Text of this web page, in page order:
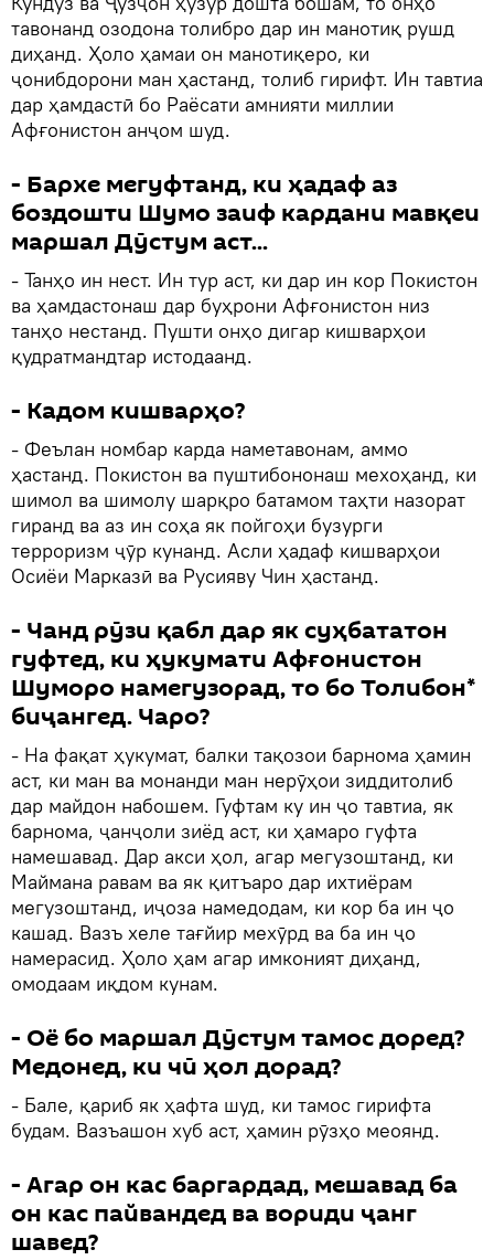
тавонанд озодона толибро дар ин манотиқ рушд
диҳанд. Ҳоло ҳамаи он манотиқеро, ки
ҷонибдорони ман ҳастанд, толиб гирифт. Ин тавтиа
дар ҳамдастӣ бо Раёсати амнияти миллии
Афғонистон анҷом шуд.
- Бархе мегуфтанд, ки ҳадаф аз
боздошти Шумо заиф кардани мавқеи
маршал Дӯстум аст...
- Танҳо ин нест. Ин тур аст, ки дар ин кор Покистон
ва ҳамдастонаш дар буҳрони Афғонистон низ
танҳо нестанд. Пушти онҳо дигар кишварҳои
қудратмандтар истодаанд.
- Кадом кишварҳо?
- Феълан номбар карда наметавонам, аммо
ҳастанд. Покистон ва пуштибононаш мехоҳанд, ки
шимол ва шимолу шарқро батамом таҳти назорат
гиранд ва аз ин соҳа як пойгоҳи бузурги
терроризм ҷӯр кунанд. Асли ҳадаф кишварҳои
Осиёи Марказӣ ва Русияву Чин ҳастанд.
- Чанд рӯзи қабл дар як суҳбататон
гуфтед, ки ҳукумати Афғонистон
Шуморо намегузорад, то бо Толибон*
биҷангед. Чаро?
- На фақат ҳукумат, балки тақозои барнома ҳамин
аст, ки ман ва монанди ман нерӯҳои зиддитолиб
дар майдон набошем. Гуфтам ку ин ҷо тавтиа, як
барнома, ҷанҷоли зиёд аст, ки ҳамаро гуфта
намешавад. Дар акси ҳол, агар мегузоштанд, ки
Маймана равам ва як қитъаро дар ихтиёрам
мегузоштанд, иҷоза намедодам, ки кор ба ин ҷо
кашад. Вазъ хеле тағйир мехӯрд ва ба ин ҷо
намерасид. Ҳоло ҳам агар имконият диҳанд,
омодаам иқдом кунам.
- Оё бо маршал Дӯстум тамос доред?
Медонед, ки чӣ ҳол дорад?
- Бале, қариб як ҳафта шуд, ки тамос гирифта
будам. Вазъашон хуб аст, ҳамин рӯзҳо меоянд.
- Агар он кас баргардад, мешавад ба
он кас пайвандед ва вориди ҷанг
шавед?